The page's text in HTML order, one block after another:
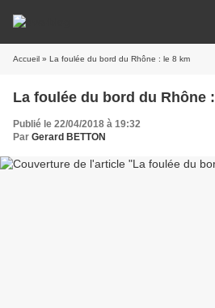
Accueil » La foulée du bord du Rhône : le 8 km
La foulée du bord du Rhône
Publié le 22/04/2018 à 19:32
Par Gerard BETTON